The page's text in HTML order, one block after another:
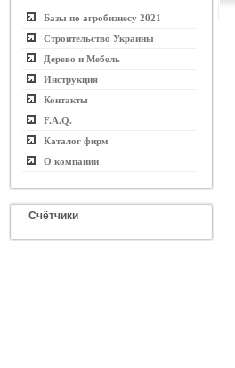
Базы по агробизнесу 2021
Строительство Украины
Дерево и Мебель
Инструкция
Контакты
F.A.Q.
Каталог фирм
О компании
Счётчики